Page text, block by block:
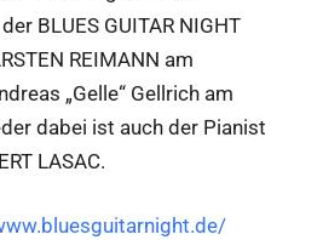
BLUES GUITAR NIGHT
REIMANN am
„Gelle“ Gellrich am
dabei ist auch der Pianist
LASAC.